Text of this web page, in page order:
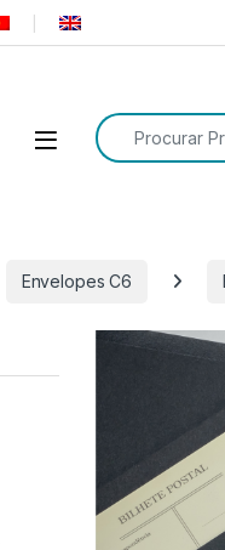
Procurar por:
Envelopes C6